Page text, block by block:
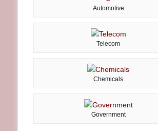
Automotive
Telecom
Chemicals
Government